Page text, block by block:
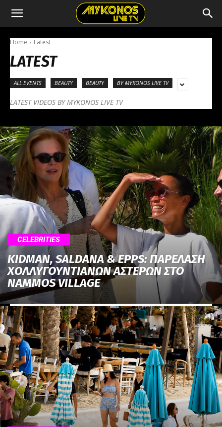
Home Latest
LATEST
ALL EVENTS BEAUTY BEAUTY BY MYKONOS LIVE TV
LATEST VIDEOS BY MYKONOS LIVE TV
CELEBRITIES
KIDMAN, SALDANA & EPPS: ΠΑΡΕΛΑΣΗ
ΧΟΛΛΥΓΟΥΝΤΙΑΝΩΝ ΑΣΤΕΡΩΝ ΣΤΟ
NAMMOS VILLAGE